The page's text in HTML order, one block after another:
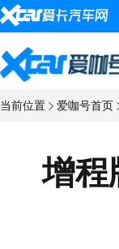
当前位置 爱咖号首页
增程